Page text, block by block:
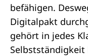
befähigen.
Digitalpakt
gehört in jedes